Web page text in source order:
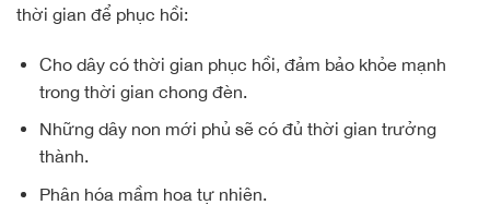
thời gian để phục hồi:
Cho dây có thời gian phục hồi, đảm bảo khỏe mạnh
trong thời gian chong đèn.
Những dây non mới phủ sẽ có đủ thời gian trưởng
thành.
Phân hóa mầm hoa tự nhiên.